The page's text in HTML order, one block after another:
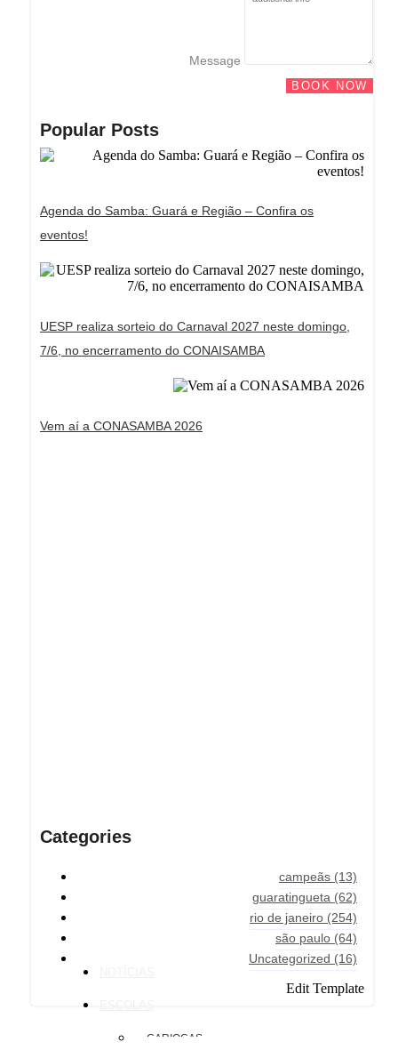
Message
BOOK NOW
Popular Posts
Agenda do Samba: Guará e Região – Confira os
eventos!
UESP realiza sorteio do Carnaval 2027 neste domingo,
7/6, no encerramento do CONAISAMBA
Vem aí a CONASAMBA 2026
Categories
campeãs (13)
guaratingueta (62)
rio de janeiro (254)
são paulo (64)
Uncategorized (16)
Edit Template
CARIOCAS